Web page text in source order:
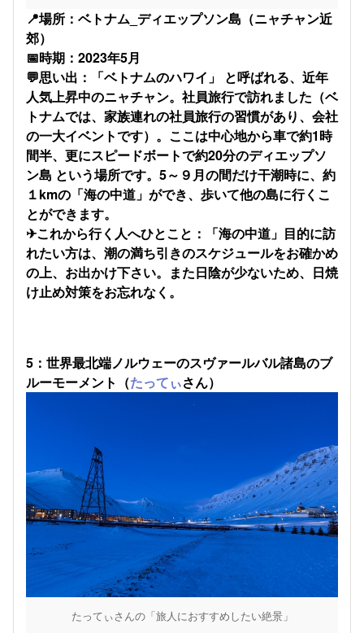
📍場所：ベトナム_ディエップソン島（ニャチャン近
郊）
📅時期：2023年5月
💬思い出：「ベトナムのハワイ」 と呼ばれる、近年
人気上昇中のニャチャン。社員旅行で訪れました（ベ
トナムでは、家族連れの社員旅行の習慣があり、会社
の一大イベントです）。ここは中心地から車で約1時
間半、更にスピードボートで約20分のディエップソ
ン島 という場所です。5～９月の間だけ干潮時に、約
１kmの「海の中道」ができ、歩いて他の島に行くこ
とができます。
✈これから行く人へひとこと：「海の中道」目的に訪
れたい方は、潮の満ち引きのスケジュールをお確かめ
の上、お出かけ下さい。また日陰が少ないため、日焼
け止め対策をお忘れなく。
5：世界最北端ノルウェーのスヴァールバル諸島のブ
ルーモーメント（たってぃさん）
たってぃさんの「旅人におすすめしたい絶景」